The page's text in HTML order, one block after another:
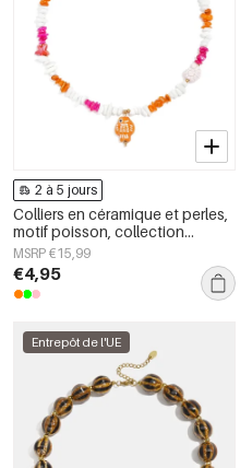
2 à 5 jours
Colliers en céramique et perles,
motif poisson, collection
romantique décontractée pour
le quotidien, bijoux pour
femmes
MSRP €15,99
€4,95
Entrepôt de l'UE